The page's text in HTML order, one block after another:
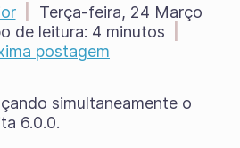
Terça-feira, 24 Março
de leitura: 4 minutos
postagem
simultaneamente o
6.0.0.